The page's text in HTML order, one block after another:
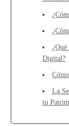
Digital?
La
tu